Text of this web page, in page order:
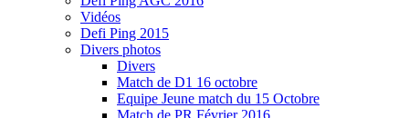
Vidéos
Defi Ping 2015
Divers photos
Divers
Match de D1 16 octobre
Equipe Jeune match du 15 Octobre
Match de PR Février 2016